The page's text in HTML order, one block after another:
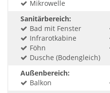
Mikrowelle
Sanitärbereich:
Bad mit Fenster
Infrarotkabine
Föhn
Dusche (Bodengleich)
Außenbereich:
Balkon